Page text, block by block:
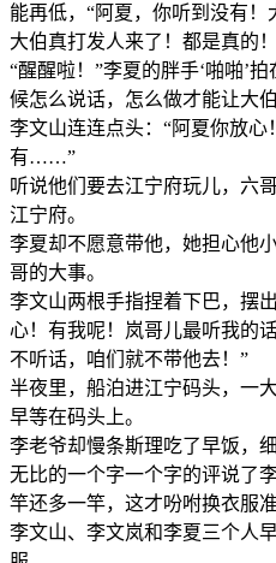
能再低，“阿夏，你听到没有！
大伯真打发人来了！都是真的
“醒醒啦！”李夏的胖手‘啪啪’
候怎么说话，怎么做才能让大
李文山连连点头：“阿夏你放
有……”
听说他们要去江宁府玩儿，六
江宁府。
李夏却不愿意带他，她担心他
哥的大事。
李文山两根手指捏着下巴，摆
心！有我呢！岚哥儿最听我的
不听话，咱们就不带他去！”
半夜里，船泊进江宁码头，一
早等在码头上。
李老爷却慢条斯理吃了早饭，
无比的一个字一个字的评说了
竿还多一竿，这才吩咐换衣服准
李文山、李文岚和李夏三个人